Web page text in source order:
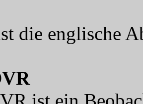
die englische